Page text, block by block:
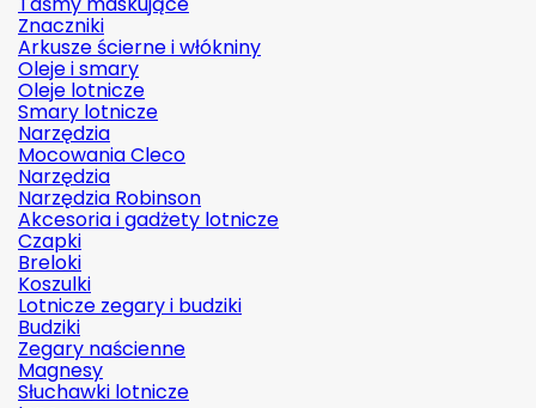
Znaczniki
Arkusze ścierne i włókniny
Oleje i smary
Oleje lotnicze
Smary lotnicze
Narzędzia
Mocowania Cleco
Narzędzia
Narzędzia Robinson
Akcesoria i gadżety lotnicze
Czapki
Breloki
Koszulki
Lotnicze zegary i budziki
Budziki
Zegary naścienne
Magnesy
Słuchawki lotnicze